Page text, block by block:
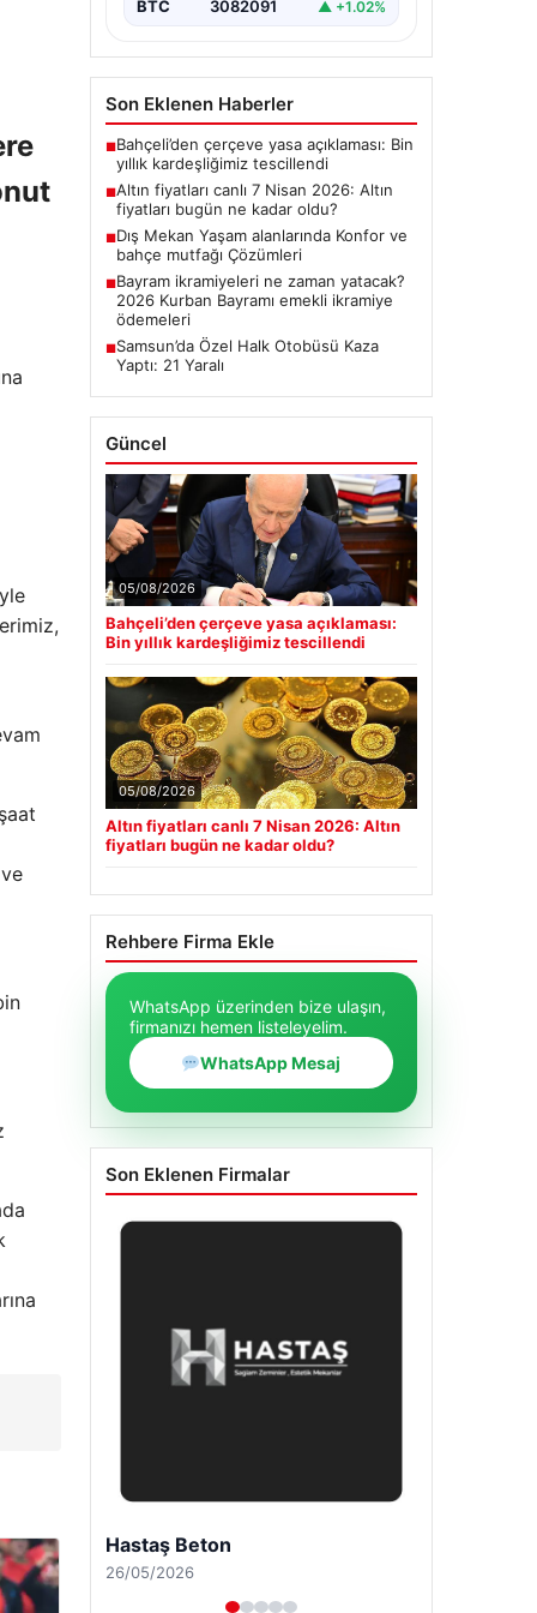
BTC 3082091 ▲ +1.02%
Son Eklenen Haberler
■Bahçeli’den çerçeve yasa açıklaması: Bin
yıllık kardeşliğimiz tescillendi
■Altın fiyatları canlı 7 Nisan 2026: Altın
fiyatları bugün ne kadar oldu?
■Dış Mekan Yaşam alanlarında Konfor ve
bahçe mutfağı Çözümleri
■Bayram ikramiyeleri ne zaman yatacak?
2026 Kurban Bayramı emekli ikramiye
ödemeleri
■Samsun’da Özel Halk Otobüsü Kaza
Yaptı: 21 Yaralı
Güncel
05/08/2026
Bahçeli’den çerçeve yasa açıklaması:
Bin yıllık kardeşliğimiz tescillendi
05/08/2026
Altın fiyatları canlı 7 Nisan 2026: Altın
fiyatları bugün ne kadar oldu?
Rehbere Firma Ekle
WhatsApp üzerinden bize ulaşın,
firmanızı hemen listeleyelim.
WhatsApp Mesaj
Son Eklenen Firmalar
Enes Kaplan Avukatlık Bürosu
28/04/2026